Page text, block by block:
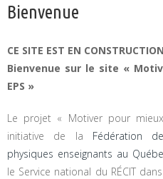
Bienvenue
CE SITE EST EN CONSTRUCTION
Bienvenue sur le site «
EPS »
Le projet « Motiver pour
initiative de la Fédération
physiques enseignants au
le Service national du RÉCIT